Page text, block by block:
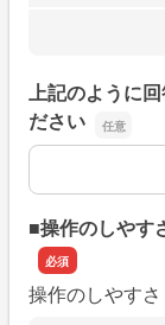
上記のように
ださい
上記のように
■操作のしやす
操作のしやすさ